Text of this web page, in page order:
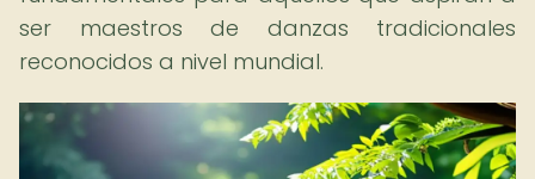
ser maestros de danzas tradicionales
reconocidos a nivel mundial.